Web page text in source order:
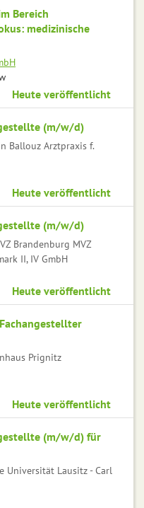
Bereich
medizinische
Heute veröffentlicht
(m/w/d)
Ballouz Arztpraxis f.
Heute veröffentlicht
(m/w/d)
Brandenburg MVZ
II, IV GmbH
Heute veröffentlicht
Prignitz
Heute veröffentlicht
(m/w/d) für
Universität Lausitz - Carl